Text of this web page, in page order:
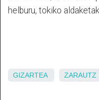
helburu, tokiko
GIZARTEA ZARAUTZ